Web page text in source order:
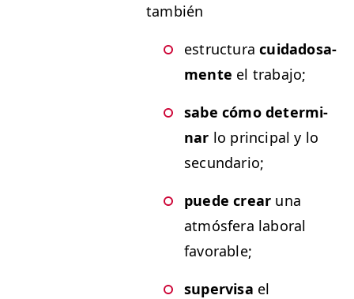
también
estruc­turacuida­dosa­
mente el trabajo;
sabe cómo deter­mi­
nar lo prin­ci­pal y lo
secundario;
puede crear una
atmós­fera lab­o­ral
favorable;
super­visa el